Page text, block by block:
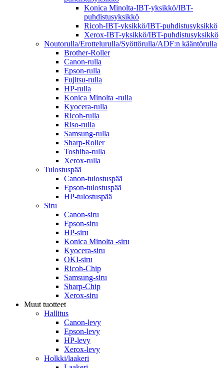
Konica Minolta-IBT-yksikkö/IBT-
puhdistusyksikkö
Ricoh-IBT-yksikkö/IBT-puhdistusyksikkö
Xerox-IBT-yksikkö/IBT-puhdistusyksikkö
Noutorulla/Erottelurulla/Syöttörulla/ADF:n kääntörulla
Brother-Roller
Canon-rulla
Epson-rulla
Fujitsu-rulla
HP-rulla
Konica Minolta -rulla
Kyocera-rulla
Ricoh-rulla
Riso-rulla
Samsung-rulla
Sharp-Roller
Toshiba-rulla
Xerox-rulla
Tulostuspää
Canon-tulostuspää
Epson-tulostuspää
HP-tulostuspää
Siru
Canon-siru
Epson-siru
HP-siru
Konica Minolta -siru
Kyocera-siru
OKI-siru
Ricoh-Chip
Samsung-siru
Sharp-Chip
Xerox-siru
Muut tuotteet
Hallitus
Canon-levy
Epson-levy
HP-levy
Xerox-levy
Holkki/laakeri